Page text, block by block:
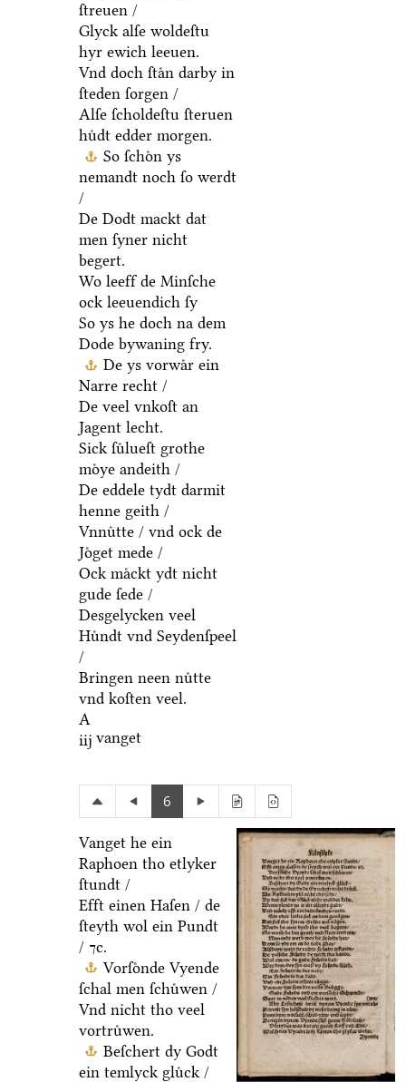
ſtreuen /
Glyck alſe woldeſtu
hyr ewich leeuen.
Vnd doch ſtaͤn darby in
ſteden ſorgen /
Alſe ſcholdeſtu ſteruen
huͤdt edder morgen.
So ſchoͤn ys
nemandt noch ſo werdt
/
De Dodt mackt dat
men ſyner nicht
begert.
Wo leeff de Minſche
ock leeuendich ſy
So ys he doch na dem
Dode bywaning fry.
De ys vorwaͤr ein
Narre recht /
De veel vnkoſt an
Jagent lecht.
Sick ſuͤlueſt grothe
moͤye andeith /
De eddele tydt darmit
henne geith /
Vnnuͤtte / vnd ock de
Joͤget mede /
Ock maͤckt ydt nicht
gude ſede /
Desgelycken veel
Huͤndt vnd Seydenſpeel
/
Bringen neen nuͤtte
vnd koſten veel.
A
iij vanget
6
Vanget he ein
Raphoen tho etlyker
ſtundt /
Efft einen Haſen / de
ſteyth wol ein Pundt
/ ⁊c.
Vorſoͤnde Vyende
ſchal men ſchuͤwen /
Vnd nicht tho veel
vortruͤwen.
Beſchert dy Godt
ein temlyck gluͤck /